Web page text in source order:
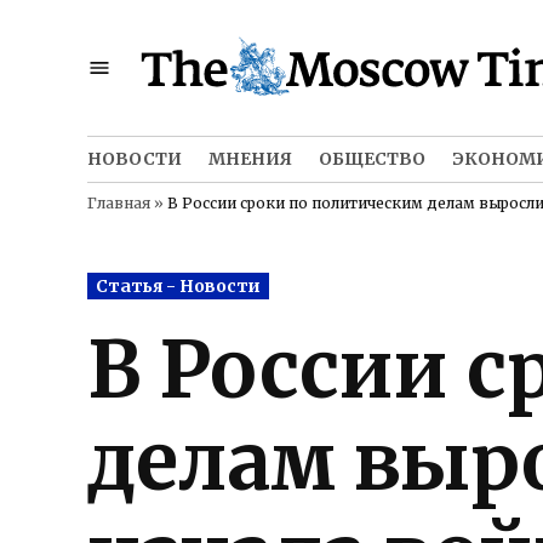
НОВОСТИ МНЕНИЯ ОБЩЕСТВО
Главная » В России сроки по политическим делам
Posted
in
Статья - Новости
В России
делам